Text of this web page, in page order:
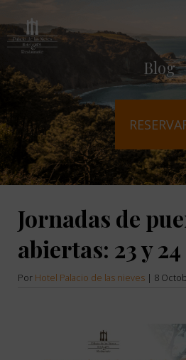
Blog
Jornadas de
abiertas: 23 y
Por Hotel Palacio de las nieves | 8